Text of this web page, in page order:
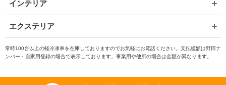
インテリア
エクステリア
常時100台以上の軽冷凍車を在庫しておりますのでお気軽にお電話ください。支払総額は野田ナ
ンバー・自家用登録の場合で表示しております。事業用や他所の場合は金額が異なります。